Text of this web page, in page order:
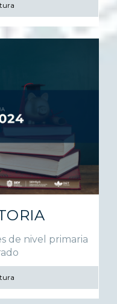
de nivel primaria